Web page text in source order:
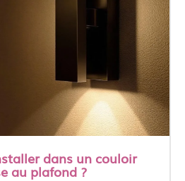
dans un couloir
au plafond ?